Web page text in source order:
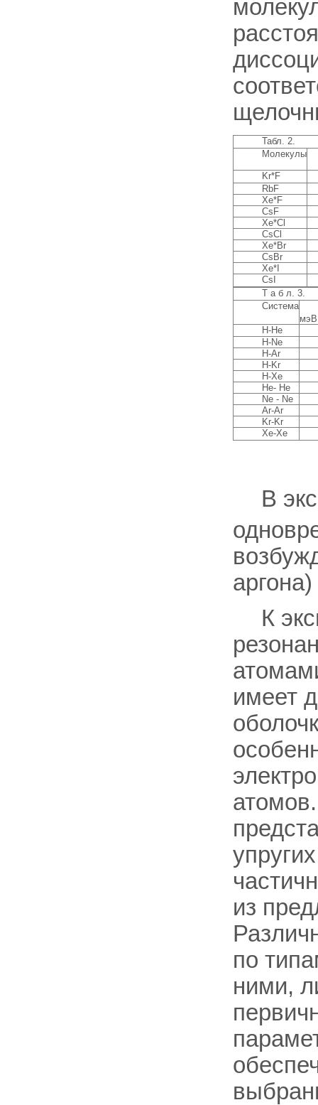
Табл. 2.
Молекулы
Kr*F
RbF
Xe*F
CsF
Хе*Сl
CsCl
Хе*Вr
CsBr
Хе*I
CsI
T а б л. 3.
Система
мэB
H-He
H-Ne
H-Ar
H-Kr
H-Xe
Не- Не
Ne - Ne
Ar-Ar
Kr-Kr
Xe-Xe
В
К
имеет
из
по
ними,